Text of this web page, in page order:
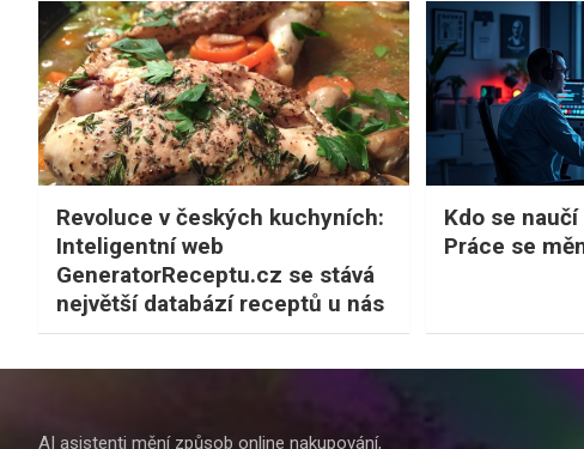
Revoluce v českých kuchyních:
Inteligentní web
GeneratorReceptu.cz se stává
největší databází receptů u nás
Kdo se
Práce se
AI asistenti mění způsob online nakupování,